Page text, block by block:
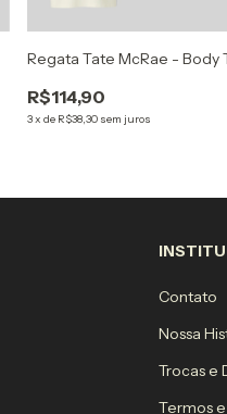
Regata Tate McRae - Body
R$114,90
3x de R$38,30 sem juros
Contato
Nossa
Trocas e
Termos